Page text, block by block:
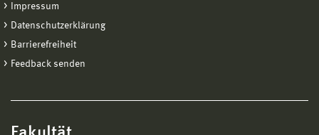
Impressum
Datenschutzerklärung
Barrierefreiheit
Feedback senden